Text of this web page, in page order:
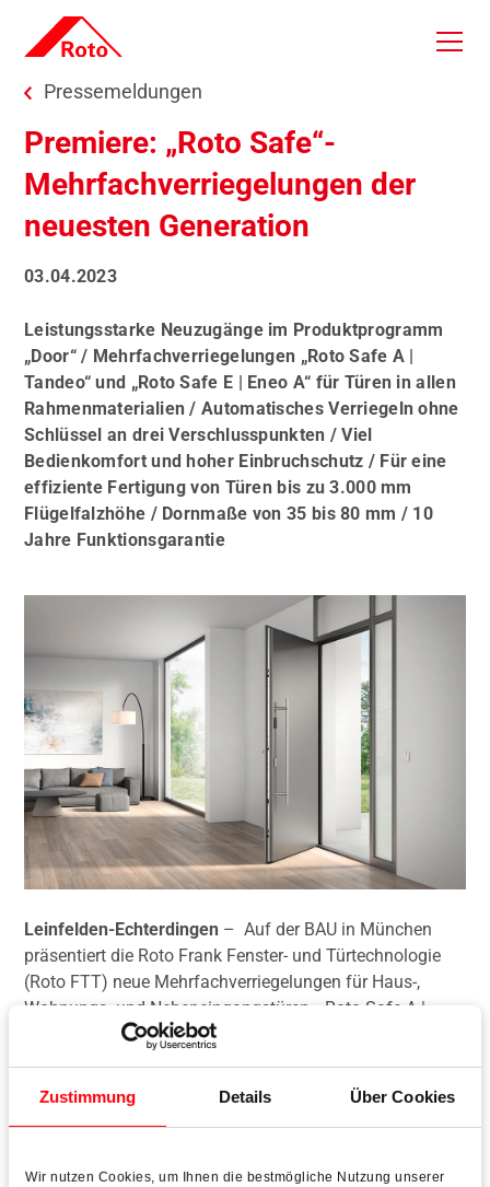
Zustimmung Details Über Cookies
Wir nutzen Cookies, um Ihnen die bestmögliche Nutzung unserer
Skip to main content
You are here:
Pressemeldungen
Premiere: „Roto Safe“-
Mehrfachverriegelungen der
neuesten Generation
03.04.2023
Leistungsstarke Neuzugänge im Produktprogramm
„Door“ / Mehrfachverriegelungen „Roto Safe A |
Tandeo“ und „Roto Safe E | Eneo A“ für Türen in allen
Rahmenmaterialien / Automatisches Verriegeln ohne
Schlüssel an drei Verschlusspunkten / Viel
Bedienkomfort und hoher Einbruchschutz / Für eine
effiziente Fertigung von Türen bis zu 3.000 mm
Flügelfalzhöhe / Dornmaße von 35 bis 80 mm / 10
Jahre Funktionsgarantie
Leinfelden-Echterdingen – Auf der BAU in München
präsentiert die Roto Frank Fenster- und Türtechnologie
(Roto FTT) neue Mehrfachverriegelungen für Haus-,
Wohnungs- und Nebeneingangstüren. „Roto Safe A |
Tandeo“ und „Roto Safe E | Eneo A“ erfüllen nach
den Einbruchschutz, überzeugen aber zugleich durch
bemerkenswerten Bedienkomfort. Sie wurden als erste